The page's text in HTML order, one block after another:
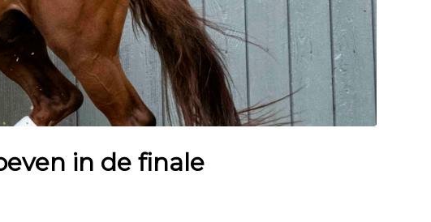
in de finale